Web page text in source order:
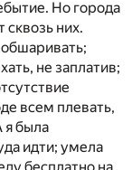
Но города
них.
не заплатив;
всем плевать,
я была
идти; умела
бесплатно на